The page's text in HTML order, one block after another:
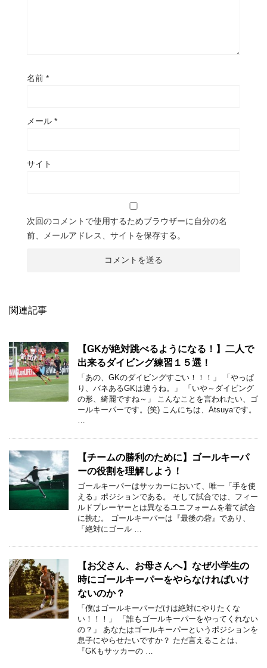
名前 *
メール *
サイト
次回のコメントで使用するためブラウザーに自分の名
前、メールアドレス、サイトを保存する。
関連記事
【GKが絶対跳べるようになる！】二人で
出来るダイビング練習１５選！
「あの、GKのダイビングすごい！！！」 「やっぱ
り、バネあるGKは違うね。」 「いや～ダイビング
の形、綺麗ですね～」 こんなことを言われたい、ゴ
ールキーパーです。(笑) こんにちは、Atsuyaです。
…
【チームの勝利のために】ゴールキーパ
ーの役割を理解しよう！
ゴールキーパーはサッカーにおいて、唯一「手を使
える」ポジションである。 そして試合では、フィー
ルドプレーヤーとは異なるユニフォームを着て試合
に挑む。 ゴールキーパーは『最後の砦』であり、
「絶対にゴール …
【お父さん、お母さんへ】なぜ小学生の
時にゴールキーパーをやらなければいけ
ないのか？
「僕はゴールキーパーだけは絶対にやりたくな
い！！！」 「誰もゴールキーパーをやってくれない
の？」 あなたはゴールキーパーというポジションを
息子にやらせたいですか？ ただ言えることは、
『GKもサッカーの …